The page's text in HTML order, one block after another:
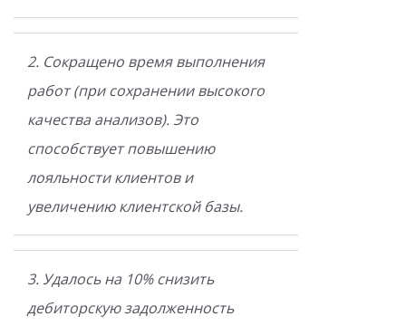
2. Сокращено время выполнения
работ (при сохранении высокого
качества анализов). Это
способствует повышению
лояльности клиентов и
увеличению клиентской базы.
3. Удалось на 10% снизить
дебиторскую задолженность